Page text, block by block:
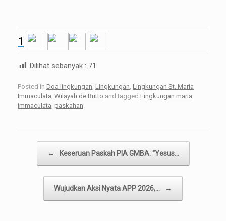
1
Dilihat sebanyak : 71
Posted in Doa lingkungan Lingkungan Lingkungan St. Maria
Immaculata Wilayah de Britto and tagged Lingkungan maria
immaculata paskahan
← Keseruan Paskah PIA GMBA: “Yesus…
Wujudkan Aksi Nyata APP 2026,… →